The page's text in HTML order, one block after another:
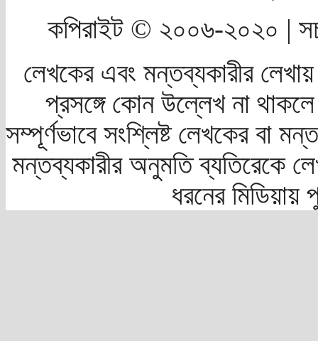
কপিরাইট © ২০০৬-২০২০ |
লেখকের এবং মন্তব্যকারীর
প্রসঙ্গে কোন উল্লেখ না
সম্পূর্ণভাবে সংশ্লিষ্ট লেখকের বা
মন্তব্যকারীর অনুমতি ব্যতিরেকে
ধরনের মিডিয়ায়